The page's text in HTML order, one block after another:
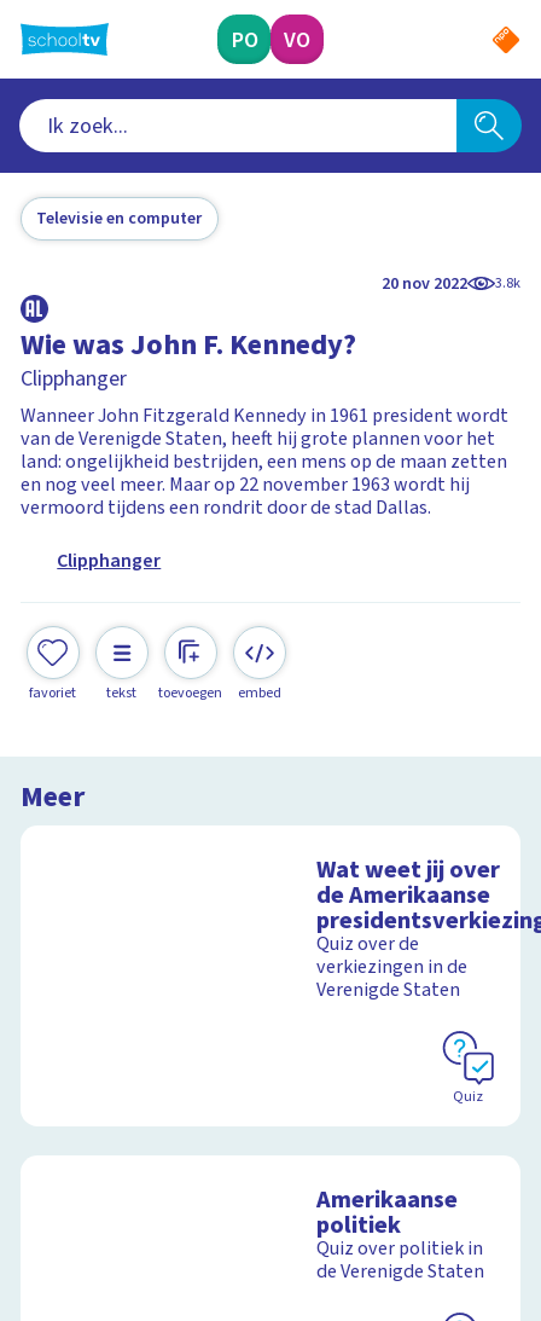
naar
hoofdinhoud
PO VO
Televisie en computer
20 nov 2022 3.8k
Wie was John F. Kennedy?
Clipphanger
Wanneer John Fitzgerald Kennedy in 1961 president wordt
van de Verenigde Staten, heeft hij grote plannen voor het
land: ongelijkheid bestrijden, een mens op de maan zetten
en nog veel meer. Maar op 22 november 1963 wordt hij
vermoord tijdens een rondrit door de stad Dallas.
Clipphanger
favoriet tekst toevoegen embed
Meer
Wat weet jij over
de Amerikaanse
Quiz over de
verkiezingen in de
Verenigde Staten
Quiz
Amerikaanse
politiek
Quiz over politiek in
de Verenigde Staten